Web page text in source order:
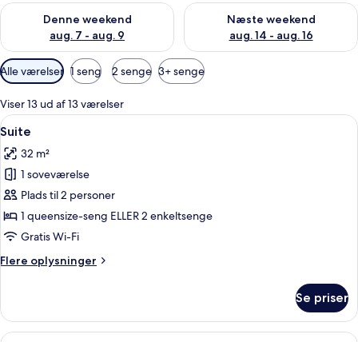
Denne weekend
aug. 7 - aug. 9
Tjek tilgængelighed for denne weekend aug. 7 - aug. 9
Næste weekend
aug. 14 - aug. 16
Tjek tilgængelighed for næste
Tilgængelige
filtre
for
værelser
Alle værelser 1 seng 2 senge 3+ senge
Viser 13 ud af 13 værelser
Indlæs
alle
billeder
af
Suite
Et moderne hotelværelse med en
9
Suite
32 m²
1 soveværelse
Plads til 2 personer
1 queensize-seng ELLER 2 enkeltsenge
Gratis Wi-Fi
Flere oplysninger
Flere
Se priser
Et hotelværelse med en seng, et